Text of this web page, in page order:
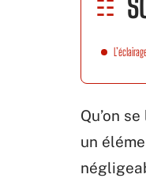
Qu’on
un